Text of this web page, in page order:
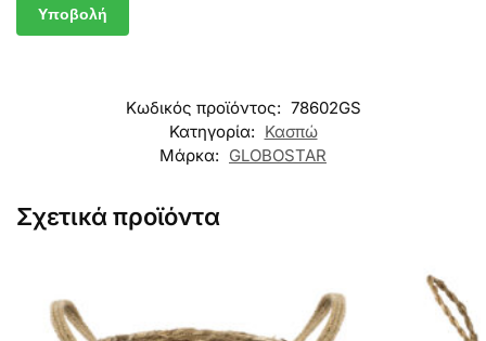
Κωδικός προϊόντος: 78602GS
Κατηγορία: Κασπώ
Μάρκα: GLOBOSTAR
Σχετικά προϊόντα